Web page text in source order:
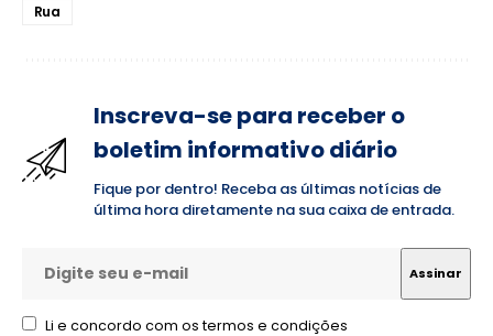
Rua
Inscreva-se para receber o
boletim informativo diário
Fique por dentro! Receba as últimas notícias de
última hora diretamente na sua caixa de entrada.
Li e concordo com os termos e condições